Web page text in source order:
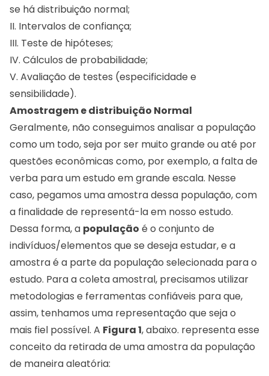
se há distribuição normal;
II. Intervalos de confiança;
III. Teste de hipóteses;
IV. Cálculos de probabilidade;
V. Avaliação de testes (especificidade e
sensibilidade).
Amostragem e distribuição Normal
Geralmente, não conseguimos analisar a população
como um todo, seja por ser muito grande ou até por
questões econômicas como, por exemplo, a falta de
verba para um estudo em grande escala. Nesse
caso, pegamos uma amostra dessa população, com
a finalidade de representá-la em nosso estudo.
Dessa forma, a população é o conjunto de
indivíduos/elementos que se deseja estudar, e a
amostra é a parte da população selecionada para o
estudo. Para a coleta amostral, precisamos utilizar
metodologias e ferramentas confiáveis para que,
assim, tenhamos uma representação que seja o
mais fiel possível. A Figura 1, abaixo. representa esse
conceito da retirada de uma amostra da população
de maneira aleatória: